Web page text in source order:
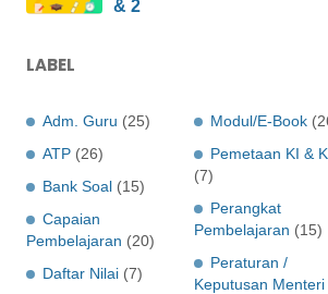
& 2
LABEL
Adm. Guru (25)
ATP (26)
Bank Soal (15)
Capaian
Pembelajaran (20)
Daftar Nilai (7)
Modul/E-Book
Pemetaan KI &
(7)
Perangkat
Pembelajaran (15)
Peraturan /
Keputusan Menteri